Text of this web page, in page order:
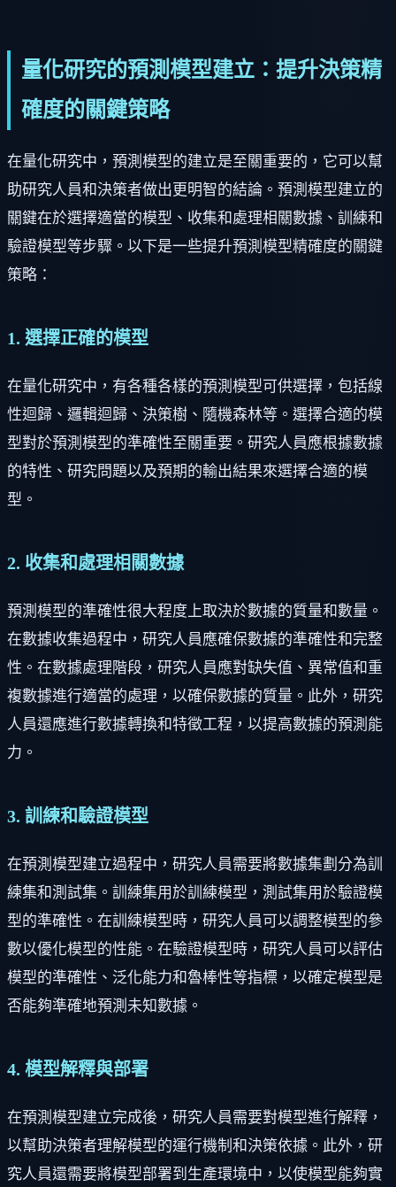
量化研究的預測模型建立：提升決策精
確度的關鍵策略
在量化研究中，預測模型的建立是至關重要的，它可以幫
助研究人員和決策者做出更明智的結論。預測模型建立的
關鍵在於選擇適當的模型、收集和處理相關數據、訓練和
驗證模型等步驟。以下是一些提升預測模型精確度的關鍵
策略：
1. 選擇正確的模型
在量化研究中，有各種各樣的預測模型可供選擇，包括線
性迴歸、邏輯迴歸、決策樹、隨機森林等。選擇合適的模
型對於預測模型的準確性至關重要。研究人員應根據數據
的特性、研究問題以及預期的輸出結果來選擇合適的模
型。
2. 收集和處理相關數據
預測模型的準確性很大程度上取決於數據的質量和數量。
在數據收集過程中，研究人員應確保數據的準確性和完整
性。在數據處理階段，研究人員應對缺失值、異常值和重
複數據進行適當的處理，以確保數據的質量。此外，研究
人員還應進行數據轉換和特徵工程，以提高數據的預測能
力。
3. 訓練和驗證模型
在預測模型建立過程中，研究人員需要將數據集劃分為訓
練集和測試集。訓練集用於訓練模型，測試集用於驗證模
型的準確性。在訓練模型時，研究人員可以調整模型的參
數以優化模型的性能。在驗證模型時，研究人員可以評估
模型的準確性、泛化能力和魯棒性等指標，以確定模型是
否能夠準確地預測未知數據。
4. 模型解釋與部署
在預測模型建立完成後，研究人員需要對模型進行解釋，
以幫助決策者理解模型的運行機制和決策依據。此外，研
究人員還需要將模型部署到生產環境中，以使模型能夠實